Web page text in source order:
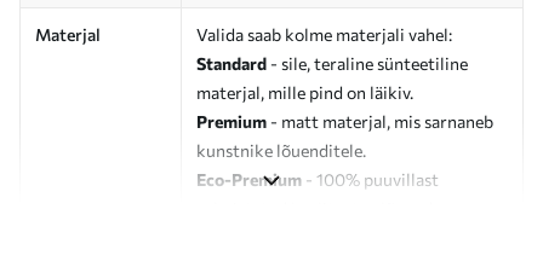
Materjal
Valida saab kolme materjali vahel:
Standard - sile, teraline sünteetiline
materjal, mille pind on läikiv.
Premium - matt materjal, mis sarnaneb
kunstnike lõuenditele.
Eco-Premium - 100% puuvillast